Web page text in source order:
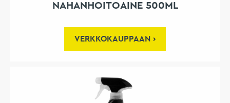
NAHANHOITOAINE 500ML
VERKKOKAUPPAAN